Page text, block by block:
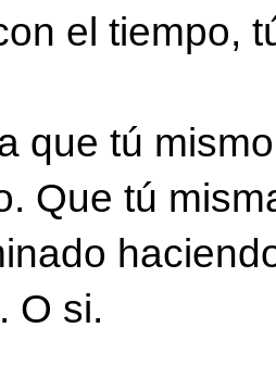
el tiempo,
que tú
Que tú
O si.